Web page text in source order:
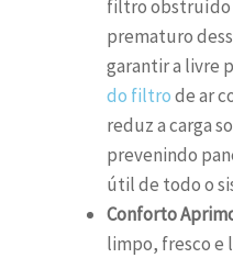
filtro obstruído
prematuro
garantir a livre
do filtrode ar
reduz a carga
prevenindo
útil de todo o
Conforto
limpo, fresco e